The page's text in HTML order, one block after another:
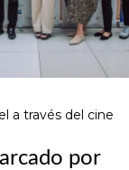
a través del cine
por